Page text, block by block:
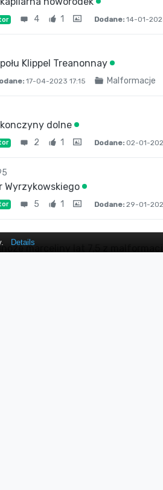
4 1 Dodane: 14-01-
Klippel Treanonnay
17-04-2023 17:15 Malformacje
dolne
2 1 Dodane: 02-01-
Wyrzykowskiego
5 1 Dodane: 29-01-
marceliny lat 7,5 z
Details